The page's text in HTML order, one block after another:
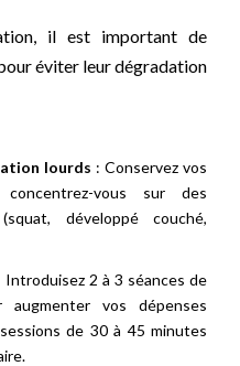
il est important de
éviter leur dégradation
lourds : Conservez vos
vous sur des
développé couché,
Introduisez 2 à 3 séances de
augmenter vos dépenses
de 30 à 45 minutes